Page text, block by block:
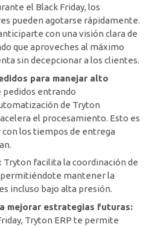
el Black Friday, los
pueden agotarse rápidamente.
con una visión clara de
que aproveches al máximo
sin decepcionar a los clientes.
para manejar alto
pedidos entrando
de Tryton
el procesamiento. Esto es
los tiempos de entrega
Tryton facilita la coordinación de
permitiéndote mantener la
incluso bajo alta presión.
mejorar estrategias futuras:
Tryton ERP te permite